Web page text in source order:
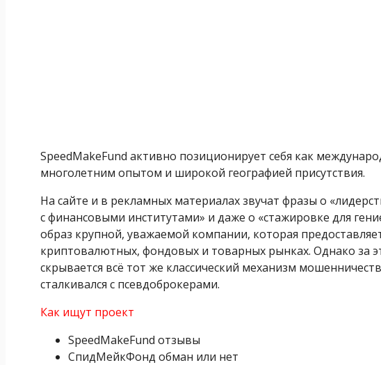
SpeedMakeFund активно позиционирует себя как
многолетним опытом и широкой географией присутствия.
На сайте и в рекламных материалах звучат фразы о
с финансовыми институтами» и даже о «стажировке для
образ крупной, уважаемой компании, которая
криптовалютных, фондовых и товарных рынках. Однако за
скрывается всё тот же классический механизм
сталкивался с псевдоброкерами.
Как ищут проект
SpeedMakeFund отзывы
СпидМейкФонд обман или нет